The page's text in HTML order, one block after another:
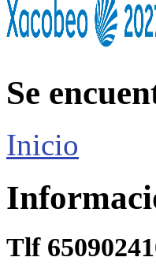
Se
Inicio
Tlf